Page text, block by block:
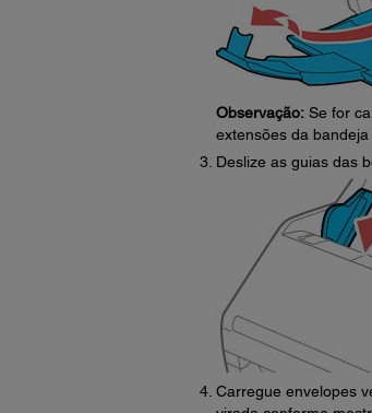
Observação:Se for
extensões da
Deslize as guias das
Carregue envelopes